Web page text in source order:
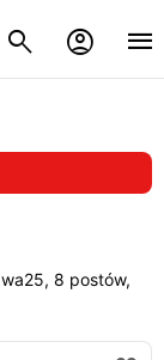
8 postów,